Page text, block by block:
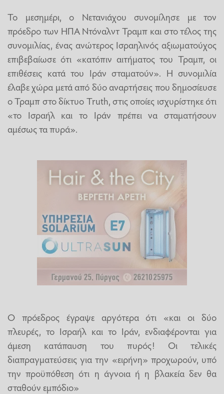
Το μεσημέρι, ο Νετανιάχου συνομίλησε με τον
πρόεδρο των ΗΠΑ Ντόναλντ Τραμπ και στο τέλος της
συνομιλίας, ένας ανώτερος Ισραηλινός αξιωματούχος
επιβεβαίωσε ότι «κατόπιν αιτήματος του Τραμπ, οι
επιθέσεις κατά του Ιράν σταματούν». Η συνομιλία
έλαβε χώρα μετά από δύο αναρτήσεις που δημοσίευσε
ο Τραμπ στο δίκτυο Truth, στις οποίες ισχυρίστηκε ότι
«το Ισραήλ και το Ιράν πρέπει να σταματήσουν
αμέσως τα πυρά».
Ο πρόεδρος έγραψε αργότερα ότι «και οι δύο
πλευρές, το Ισραήλ και το Ιράν, ενδιαφέρονται για
άμεση κατάπαυση του πυρός! Οι τελικές
διαπραγματεύσεις για την «ειρήνη» προχωρούν, υπό
την προϋπόθεση ότι η άγνοια ή η βλακεία δεν θα
σταθούν εμπόδιο»